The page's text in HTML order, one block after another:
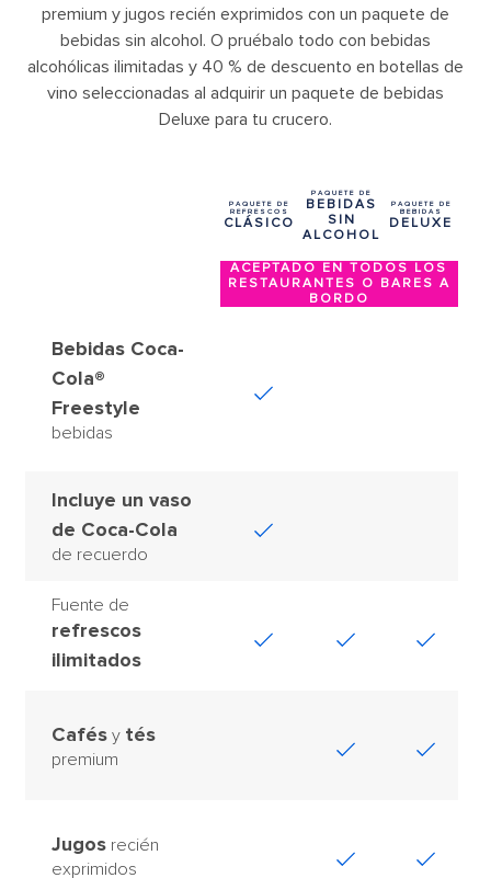
premium y jugos recién exprimidos con un paquete de
bebidas sin alcohol. O pruébalo todo con bebidas
alcohólicas ilimitadas y 40 % de descuento en botellas de
vino seleccionadas al adquirir un paquete de bebidas
Deluxe para tu crucero.
PAQUETE DE
REFRESCOS
CLÁSICO
PAQUETE DE
BEBIDAS
SIN
ALCOHOL
PAQUETE DE
BEBIDAS
DELUXE
ACEPTADO EN TODOS LOS
RESTAURANTES O BARES A
BORDO
Bebidas Coca-
Cola®
Freestyle
bebidas
Incluye un vaso
de Coca-Cola
de recuerdo
Fuente de
refrescos
ilimitados
Cafésy tés
premium
Jugosrecién
exprimidos